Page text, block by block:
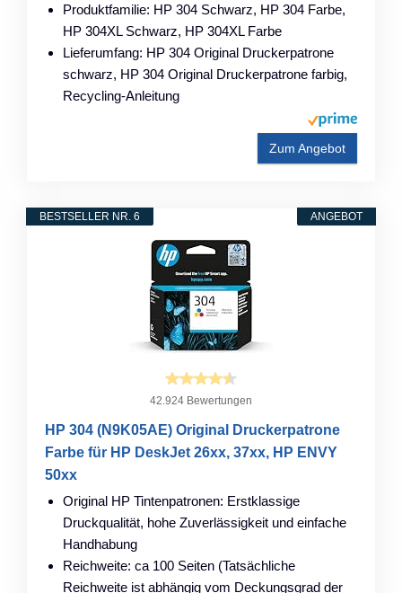
Produktfamilie: HP 304 Schwarz, HP 304 Farbe,
HP 304XL Schwarz, HP 304XL Farbe
Lieferumfang: HP 304 Original Druckerpatrone
schwarz, HP 304 Original Druckerpatrone farbig,
Recycling-Anleitung
Zum Angebot
ANGEBOT
BESTSELLER NR. 6
42.924 Bewertungen
HP 304 (N9K05AE) Original Druckerpatrone
Farbe für HP DeskJet 26xx, 37xx, HP ENVY
50xx
Original HP Tintenpatronen: Erstklassige
Druckqualität, hohe Zuverlässigkeit und einfache
Handhabung
Reichweite: ca 100 Seiten (Tatsächliche
Reichweite ist abhängig vom Deckungsgrad der